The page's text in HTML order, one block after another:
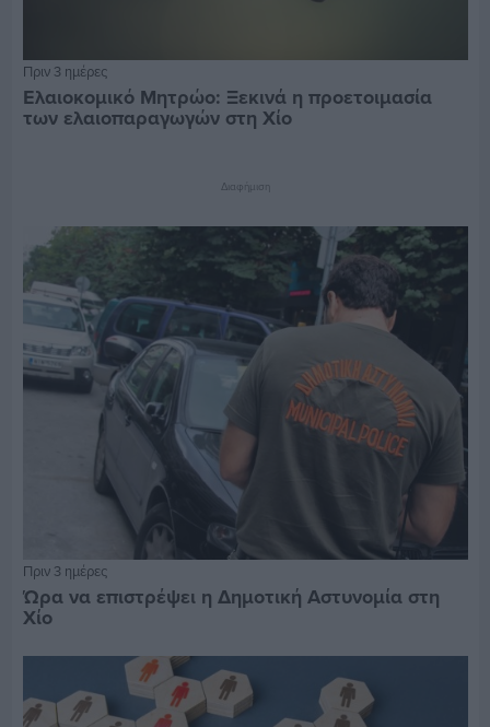
Πριν 3 ημέρες
Ελαιοκομικό Μητρώο: Ξεκινά η προετοιμασία
των ελαιοπαραγωγών στη Χίο
Διαφήμιση
Πριν 3 ημέρες
Ώρα να επιστρέψει η Δημοτική Αστυνομία στη
Χίο